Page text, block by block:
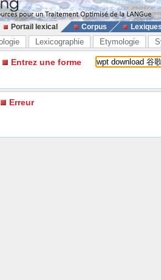
Portail lexical Corpus
Lexicographie Etymologie
Entrez une forme
Erreur